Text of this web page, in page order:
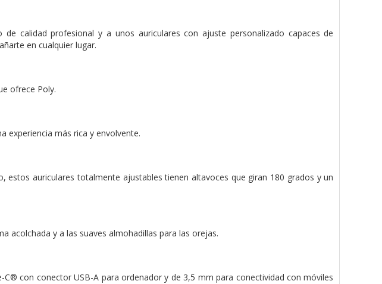
calidad profesional y a unos auriculares con ajuste personalizado capaces de
en cualquier lugar.
ofrece Poly.
experiencia más rica y envolvente.
estos auriculares totalmente ajustables tienen altavoces que giran 180 grados y un
acolchada y a las suaves almohadillas para las orejas.
con conector USB-A para ordenador y de 3,5 mm para conectividad con móviles